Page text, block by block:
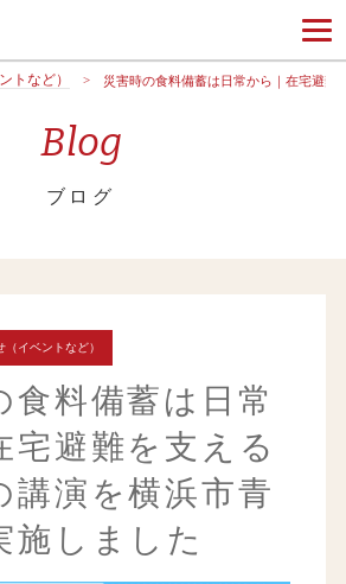
トなど） 災害時の食料備蓄は日常から｜在宅避難
Blog
ブログ
（イベントなど）
食料備蓄は日常
宅避難を支える
講演を横浜市青
施しました